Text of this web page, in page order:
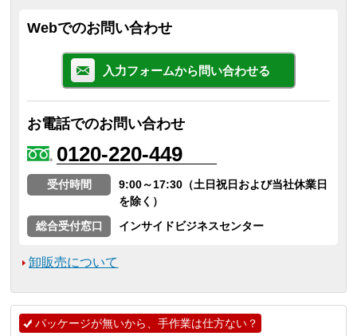
Webでのお問い合わせ
入力フォームから問い合わせる
お電話でのお問い合わせ
0120-220-449
受付時間
9:00～17:30（土日祝日および当社休業日
を除く）
総合受付窓口
インサイドビジネスセンター
卸販売について
パッケージが無いから、手作業は仕方ない？